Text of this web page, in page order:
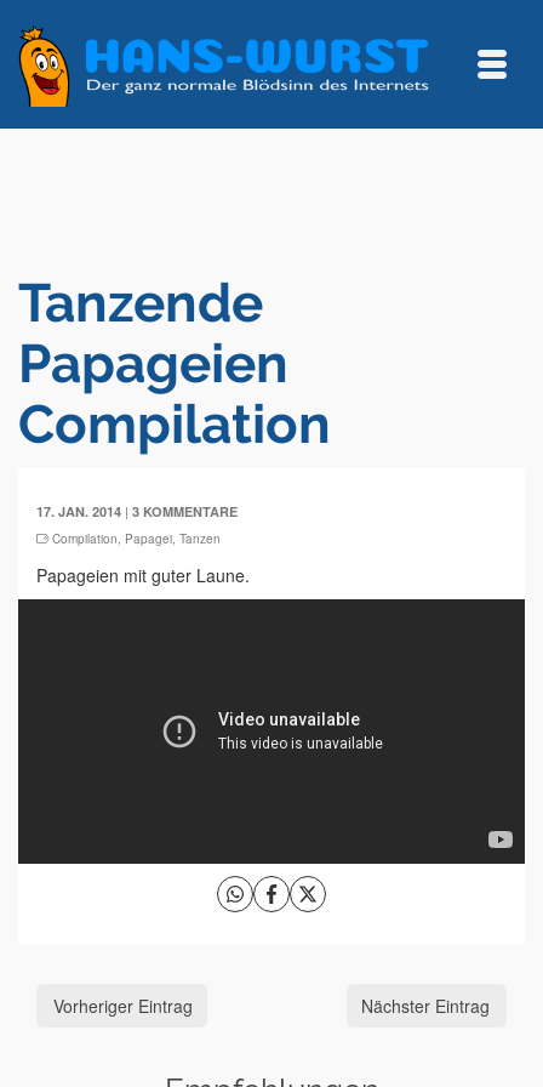
Tanzende
Papageien
Compilation
17. JAN. 2014 | 3 KOMMENTARE
Compilation, Papagei, Tanzen
Papageien mit guter Laune.
Vorheriger Eintrag Nächster Eintrag